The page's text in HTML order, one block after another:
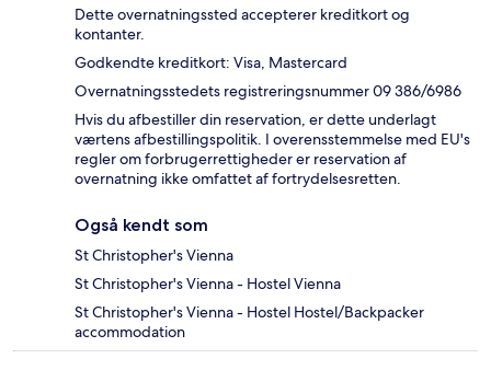
Dette overnatningssted accepterer kreditkort og
kontanter.
Godkendte kreditkort: Visa, Mastercard
Overnatningsstedets registreringsnummer 09 386/6986
Hvis du afbestiller din reservation, er dette underlagt
værtens afbestillingspolitik. I overensstemmelse med EU's
regler om forbrugerrettigheder er reservation af
overnatning ikke omfattet af fortrydelsesretten.
Også kendt som
St Christopher's Vienna
St Christopher's Vienna - Hostel Vienna
St Christopher's Vienna - Hostel Hostel/Backpacker
accommodation